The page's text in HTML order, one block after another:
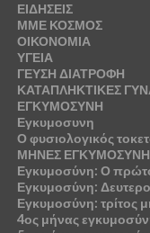
ΕΙΔΗΣΕΙΣ
ΜΜΕ ΚΟΣΜΟΣ
ΟΙΚΟΝΟΜΙΑ
ΥΓΕΙΑ
ΓΕΥΣΗ ΔΙΑΤΡΟΦΗ
ΚΑΤΑΠΛΗΚΤΙΚΕΣ
ΕΓΚΥΜΟΣΥΝΗ
Εγκυμοσυνη
Ο φυσιολογικός
ΜΗΝΕΣ
Εγκυμοσύνη: Ο
Εγκυμοσύνη:
Εγκυμοσύνη: τρίτος
4ος μήνας